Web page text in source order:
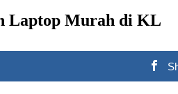
Laptop Murah di KL